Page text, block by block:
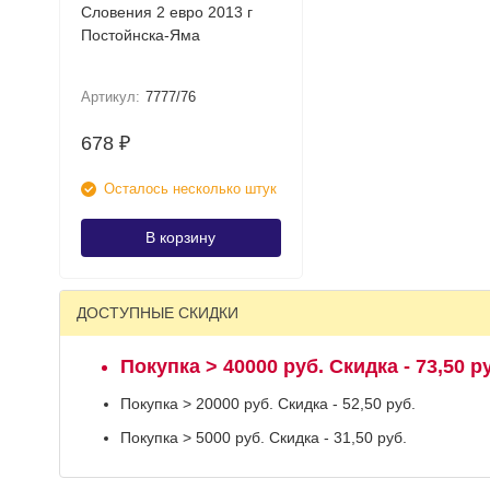
Словения 2 евро 2013 г
Постойнска-Яма
Артикул: 7777/76
678 ₽
Осталось несколько штук
В корзину
ДОСТУПНЫЕ СКИДКИ
Покупка > 40000 руб. Скидка - 73,50
Покупка > 20000 руб. Скидка - 52,50 руб.
Покупка > 5000 руб. Скидка - 31,50 руб.